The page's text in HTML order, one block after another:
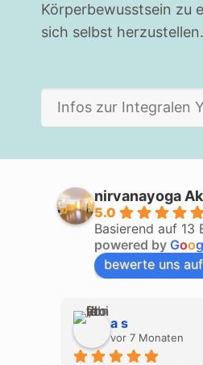
Körperbewusstsein zu
sich selbst herzustellen.
Infos zur Integralen
nirvanayoga
5.0
Basierend auf 13
powered by Goog
bewerte uns auf
a s
vor 7 Monaten